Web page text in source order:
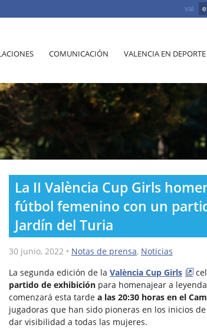
val
COMUNICACIÓN VALENCIA EN DEPORTE
La II València Cup Girls
fútbol femenino con un
Jardín del Turia
30 junio, 2022• Notas de prensa, Noticias
La segunda edición de la València Cup Girls
partido de exhibiciónpara homenajear a
comenzará esta tarde a las 20:30 horas en el
jugadoras que han sido pioneras en los inicios
dar visibilidad a todas las mujeres.